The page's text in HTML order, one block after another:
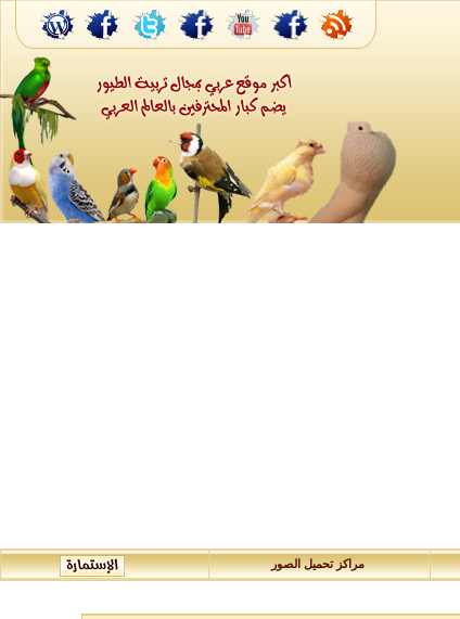
مراكز تحميل الصور